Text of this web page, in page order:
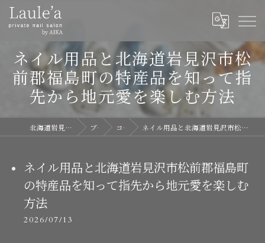
ネイル用品と北海道岩見沢市松
前郡福島町の特産品を知って指
先から地元愛を楽しむ方法
北海道岩見沢のネイルならLaule'a ブログ コラム ネイル用品と北海道岩見沢市松前郡福島町の特産品を知って指先から地元愛を楽しむ方法
ネイル用品と北海道岩見沢市松前郡福島町
の特産品を知って指先から地元愛を楽しむ
方法
2026/07/13